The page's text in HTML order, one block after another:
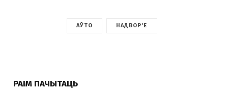
АЎТО НАДВОР'Е
РАІМ ПАЧЫТАЦЬ